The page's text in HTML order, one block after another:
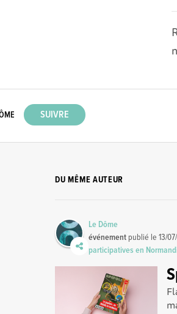
DU MÊME AUTEUR
Le Dôme
événement publié le13/
participatives en